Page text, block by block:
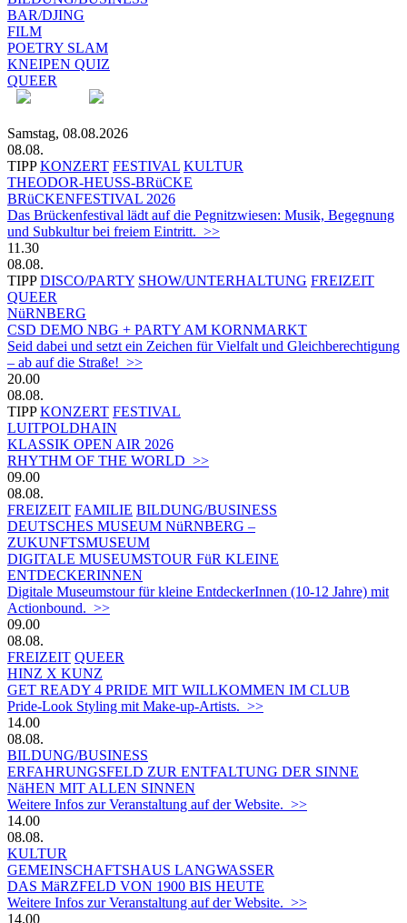
BAR/DJING
FILM
POETRY SLAM
KNEIPEN QUIZ
QUEER
Samstag, 08.08.2026
08.08.
TIPP KONZERT FESTIVAL KULTUR
THEODOR-HEUSS-BRüCKE
BRüCKENFESTIVAL 2026
Das Brückenfestival lädt auf die Pegnitzwiesen: Musik, Begegnung
und Subkultur bei freiem Eintritt. >>
11.30
08.08.
TIPP DISCO/PARTY SHOW/UNTERHALTUNG FREIZEIT
QUEER
NüRNBERG
CSD DEMO NBG + PARTY AM KORNMARKT
Seid dabei und setzt ein Zeichen für Vielfalt und Gleichberechtigung
– ab auf die Straße! >>
20.00
08.08.
TIPP KONZERT FESTIVAL
LUITPOLDHAIN
KLASSIK OPEN AIR 2026
RHYTHM OF THE WORLD >>
09.00
08.08.
FREIZEIT FAMILIE BILDUNG/BUSINESS
DEUTSCHES MUSEUM NüRNBERG –
ZUKUNFTSMUSEUM
DIGITALE MUSEUMSTOUR FüR KLEINE
ENTDECKERINNEN
Digitale Museumstour für kleine EntdeckerInnen (10-12 Jahre) mit
Actionbound. >>
09.00
08.08.
FREIZEIT QUEER
HINZ X KUNZ
GET READY 4 PRIDE MIT WILLKOMMEN IM CLUB
Pride-Look Styling mit Make-up-Artists. >>
14.00
08.08.
BILDUNG/BUSINESS
ERFAHRUNGSFELD ZUR ENTFALTUNG DER SINNE
NäHEN MIT ALLEN SINNEN
Weitere Infos zur Veranstaltung auf der Website. >>
14.00
08.08.
KULTUR
GEMEINSCHAFTSHAUS LANGWASSER
DAS MäRZFELD VON 1900 BIS HEUTE
Weitere Infos zur Veranstaltung auf der Website. >>
14.00